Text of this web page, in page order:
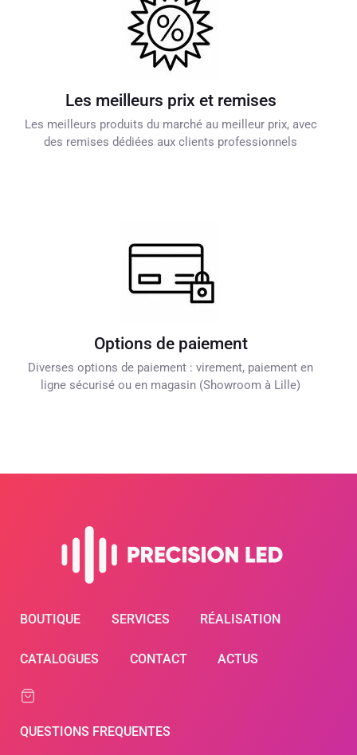
Les meilleurs prix et remises
Les meilleurs produits du marché au meilleur prix, avec
des remises dédiées aux clients professionnels
Options de paiement
Diverses options de paiement : virement, paiement en
ligne sécurisé ou en magasin (Showroom à Lille)
BOUTIQUE SERVICES RÉALISATION
CATALOGUES CONTACT ACTUS
QUESTIONS FREQUENTES